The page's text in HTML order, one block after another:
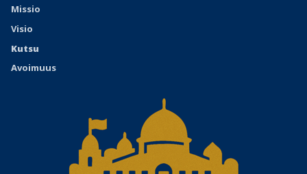
Missio
Visio
Kutsu
Avoimuus